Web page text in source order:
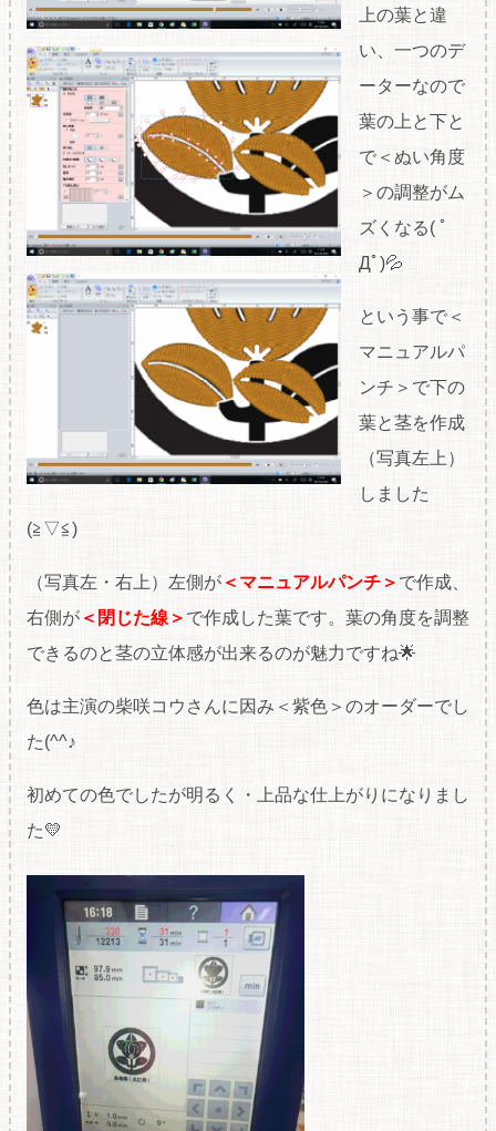
上の葉と違
い、一つのデ
ーターなので
葉の上と下と
で＜ぬい角度
＞の調整がム
ズくなる( ﾟ
Дﾟ)💦
という事で＜
マニュアルパ
ンチ＞で下の
葉と茎を作成
（写真左上）
しました
(≧▽≦)
（写真左・右上）左側が ＜マニュアルパンチ＞ で作成、
右側が ＜閉じた線＞ で作成した葉です。葉の角度を調整
できるのと茎の立体感が出来るのが魅力ですね🌟
色は主演の柴咲コウさんに因み＜紫色＞のオーダーでし
た(^^♪
初めての色でしたが明るく・上品な仕上がりになりまし
た💛